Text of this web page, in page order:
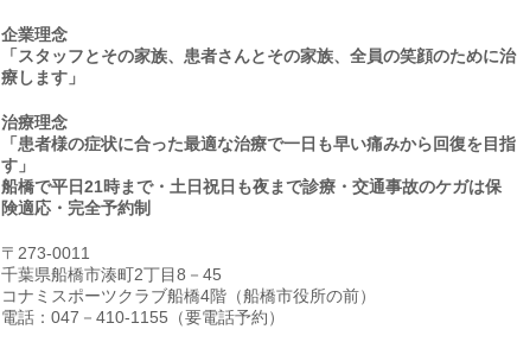
企業理念
「スタッフとその家族、患者さんとその家族、全員の笑顔のために治
療します」
治療理念
「患者様の症状に合った最適な治療で一日も早い痛みから回復を目指
す」
船橋で平日21時まで・土日祝日も夜まで診療・交通事故のケガは保
険適応・完全予約制
〒273-0011
千葉県船橋市湊町2丁目8－45
コナミスポーツクラブ船橋4階（船橋市役所の前）
電話：047－410-1155（要電話予約）